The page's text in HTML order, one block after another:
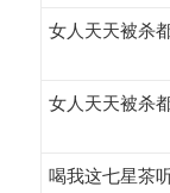
女人天天被杀
女人天天被杀
喝我这七星茶